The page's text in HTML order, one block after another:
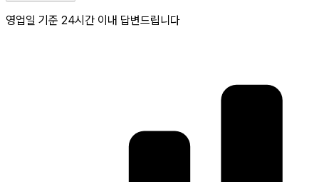
영업일 기준 24시간 이내 답변드립니다